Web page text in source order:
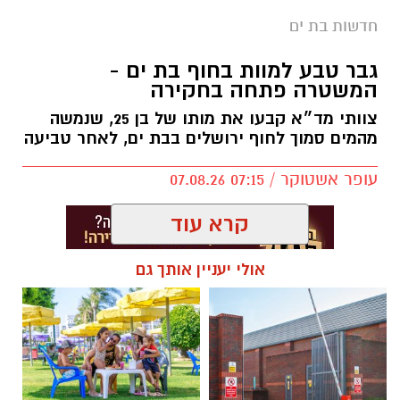
הפעילות החינוכית והקהילתית של אחד ממוסדות
לפרטים המלאים ולהגשת מועמדות ניתן להיכנס
לעמוד הדרושים של החברה העירונית:
להגשת מועמדות לחצו כאן
יש לכם מידע חשוב שטרם נחשף? צילומים מאירוע
חדשותי? מצאתם טעות בכתבה? נשמח שתשתפו
צילומים: משרד הבריאות
משרד הבריאות פרסם אזהרה לציבור מפני שימוש
במוצרי שיער נוספים שנתפסו במסגרת מבצע
ההחלקות".
האזהרה מתפרסמת לאחר שבדיקות מעבדה
הושלמו לכלל המוצרים שנאספו במהלך המבצע,
ובהמשך להודעת משרד הבריאות שפורסמה בחודש
יולי.
בין המוצרים שנמצאו ואינם רשומים במאגרי משרד
הבריאות, ולכן חל איסור לשווקם:
חדשות בת ים
גבר טבע למוות בחוף בת ים -
המשטרה פתחה בחקירה
צוותי מד״א קבעו את מותו של בן 25, שנמשה
מהמים סמוך לחוף ירושלים בבת ים, לאחר טביעה
עופר אשטוקר / 07:15 07.08.26
תגים:טביעה בבת ים
קרא עוד
אולי יעניין אותך גם